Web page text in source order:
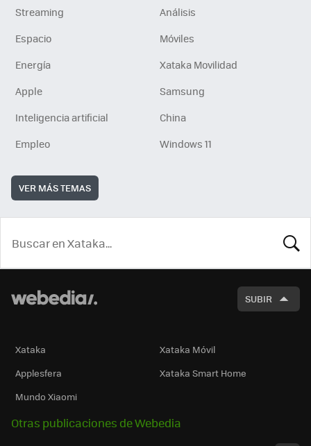
Streaming
Análisis
Espacio
Móviles
Energía
Xataka Movilidad
Apple
Samsung
Inteligencia artificial
China
Empleo
Windows 11
VER MÁS TEMAS
SUBIR
Xataka
Xataka Móvil
Applesfera
Xataka Smart Home
Mundo Xiaomi
Otras publicaciones de Webedia